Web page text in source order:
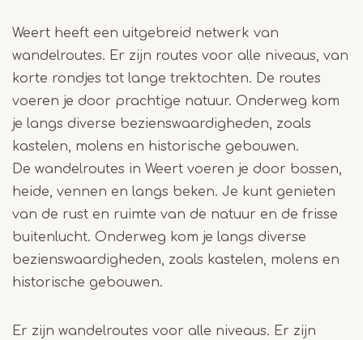
Weert heeft een uitgebreid netwerk van
wandelroutes. Er zijn routes voor alle niveaus, van
korte rondjes tot lange trektochten. De routes
voeren je door prachtige natuur. Onderweg kom
je langs diverse bezienswaardigheden, zoals
kastelen, molens en historische gebouwen.
De wandelroutes in Weert voeren je door bossen,
heide, vennen en langs beken. Je kunt genieten
van de rust en ruimte van de natuur en de frisse
buitenlucht. Onderweg kom je langs diverse
bezienswaardigheden, zoals kastelen, molens en
historische gebouwen.
Er zijn wandelroutes voor alle niveaus. Er zijn